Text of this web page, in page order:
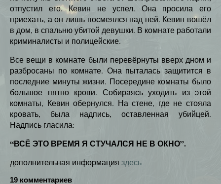
отпустил его. Кевин не успел. Она просила его
приехать, а он лишь посмеялся над ней. Кевин вошёл
в дом, в спальню убитой девушки. В комнате работали
криминалисты и полицейские.
Все вещи в комнате были перевёрнуты вверх дном и
разбросаны по комнате. Она пыталась защитится в
последние минуты жизни. Посередине комнаты было
большое пятно крови. Собираясь уходить из этой
комнаты, Кевин обернулся. На стене, где не стояла
кровать, была надпись, оставленная убийцей.
Надпись гласила:
“ВСЁ ЭТО ВРЕМЯ Я СТУЧАЛСЯ НЕ В ОКНО”.
дополнительная информация здесь
19 комментариев